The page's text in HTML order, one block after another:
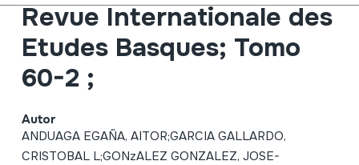
Revue Internationale des
Etudes Basques; Tomo
60-2 ;
Autor
ANDUAGA EGAÑA, AITOR;GARCIA GALLARDO,
CRISTOBAL L;GONzALEZ GONZALEZ, JOSE-